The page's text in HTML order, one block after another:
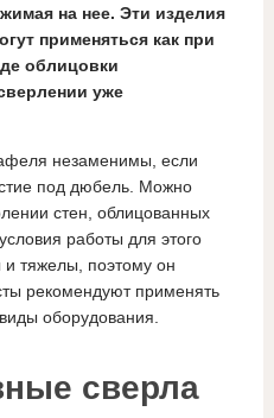
на нее. Эти изделия
применяться как при
облицовки
уже
незаменимы, если
под дюбель. Можно
стен, облицованных
работы для этого
и тяжелы, поэтому он
рекомендуют применять
оборудования.
сверла